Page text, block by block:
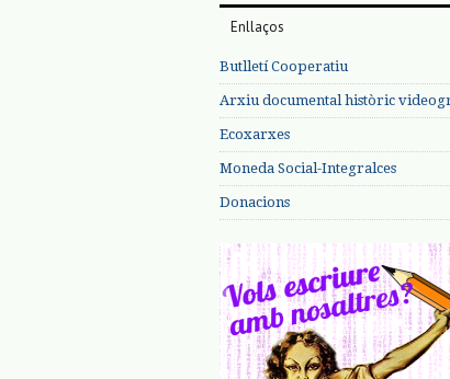
Enllaços
Butlletí Cooperatiu
Arxiu documental històric
Ecoxarxes
Moneda Social-Integralces
Donacions